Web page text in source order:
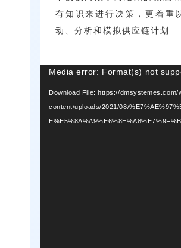
有知识来进行决策，更着重
动、分析和模拟供应链计划
Video
Media error: Format(s) not
Download File: https://dmsystemes.com/
content/uploads/2021/08/